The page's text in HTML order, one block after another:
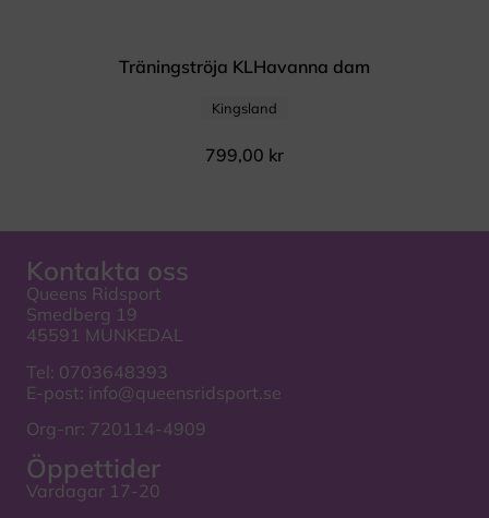
Träningströja KLHavanna dam
Kingsland
799,00 kr
Kontakta oss
Queens Ridsport
Smedberg 19
45591 MUNKEDAL
Tel: 0703648393
E-post: info@queensridsport.se
Org-nr: 720114-4909
Öppettider
Vardagar 17-20